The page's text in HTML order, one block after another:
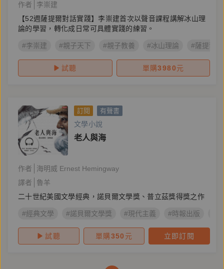
作者
李崇建
【52週薩提爾對話實踐】李崇建首次以聲音課程講解冰山理
論的學習，轉化成日常可具體實踐的練習。
#李崇建 #親子天下 #親子教養 #冰山理論 #薩提爾
試聽 單購3980元
訂閱 有聲書
文學小說
老人與海
作者
海明威 Ernest Hemingway
譯者
魯羊
二十世紀美國文學經典，諾貝爾文學獎、普立茲獎得獎之作
#經典文學 #諾貝爾文學獎 #現代主義 #時報出版
試聽 單購350 元 立即訂閱